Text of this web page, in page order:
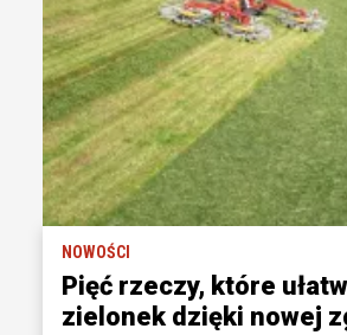
NOWOŚCI
Pięć rzeczy, które
zielonek dzięki nowej